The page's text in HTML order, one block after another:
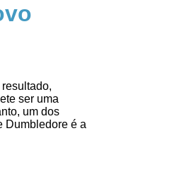
ser uma
um dos
Dumbledore é a